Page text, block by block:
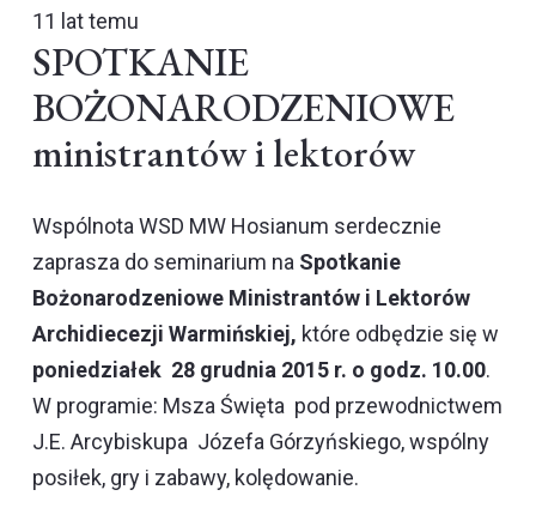
11 lat temu
SPOTKANIE
BOŻONARODZENIOWE
ministrantów i lektorów
Wspólnota WSD MW Hosianum serdecznie
zaprasza do seminarium na Spotkanie
Bożonarodzeniowe Ministrantów i Lektorów
Archidiecezji Warmińskiej, które odbędzie się w
poniedziałek 28 grudnia 2015 r. o godz. 10.00.
W programie: Msza Święta pod przewodnictwem
J.E. Arcybiskupa Józefa Górzyńskiego, wspólny
posiłek, gry i zabawy, kolędowanie.